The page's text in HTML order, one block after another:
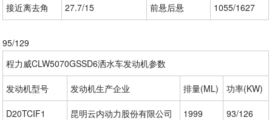
接近离去角 27.7/15 前悬后悬 1055/1627
95/129
程力威CLW5070GSSD6洒水车发动机参数
发动机型号 发动机生产企业 排量(ML) 功率(KW)
D20TCIF1 昆明云内动力股份有限公司 1999 93/126